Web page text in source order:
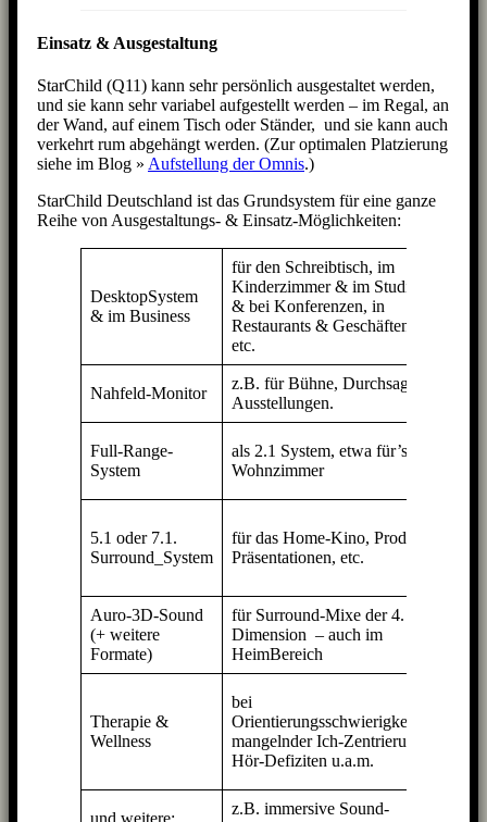
Einsatz & Ausgestaltung
StarChild (Q11) kann sehr persönlich ausgestaltet werden,
und sie kann sehr variabel aufgestellt werden – im Regal, an
der Wand, auf einem Tisch oder Ständer, und sie kann auch
verkehrt rum abgehängt werden. (Zur optimalen Platzierung
siehe im Blog » Aufstellung der Omnis.)
StarChild Deutschland ist das Grundsystem für eine ganze
Reihe von Ausgestaltungs- & Einsatz-Möglichkeiten:
DesktopSystem
& im Business
für den Schreibtisch, im
Kinderzimmer & im Studio;
& bei Konferenzen, in
Restaurants & Geschäften
etc.
Nahfeld-Monitor
z.B. für Bühne, Durchsagen,
Ausstellungen.
Full-Range-
System
als 2.1 System, etwa für’s
Wohnzimmer
5.1 oder 7.1.
Surround_System
für das Home-Kino, Produkt-
Präsentationen, etc.
Auro-3D-Sound
(+ weitere
Formate)
für Surround-Mixe der 4.
Dimension – auch im
HeimBereich
Therapie &
Wellness
bei
Orientierungsschwierigkeiten,
mangelnder Ich-Zentrierung,
Hör-Defiziten u.a.m.
z.B. immersive Sound-